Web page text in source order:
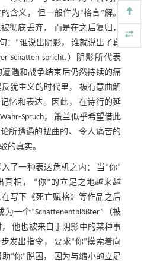
含义， 但一般作为“格言”解。
彻底丢弃， 而是在之后复归，
：“谁说出阴影， 谁就说出了真
Schatten spricht.）阴影所代表
遇和战争结束后仍然持续的痛
犹主义的时代里， 被有意曲解
忆和表达。因此， 在诗行的延
， 策兰似乎希望借此
所遭遇的扭曲的、 令人痛苦的
的真实。
了一种表达危机之内： 当“你”
真相， “你”的立足之地越来越
写下《死亡赋格》等作品之后
一个“Schattenentblößter”（被
他也被来自于阴影中的某种事
发出指令， 要求“你”摸索着向
“你”脱困， 因为与缩小的立足